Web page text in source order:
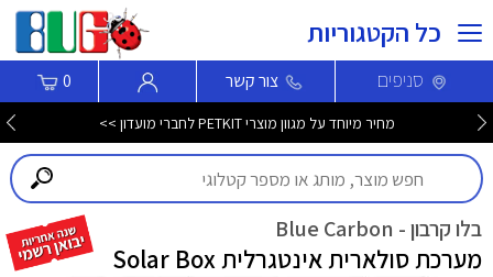
כל הקטגוריות
סניפים צור קשר 0
מחיר מיוחד על מגוון מוצרי PETKIT לחברי מועדון >>
בלו קרבון - Blue Carbon
מערכת סולארית אינטגרלית Solar Box